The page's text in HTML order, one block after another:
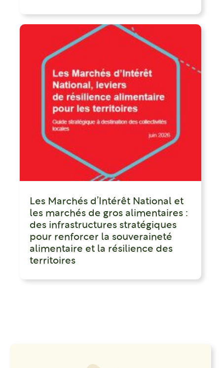
Les Marchés d’Intérêt National et
les marchés de gros alimentaires :
des infrastructures stratégiques
pour renforcer la souveraineté
alimentaire et la résilience des
territoires